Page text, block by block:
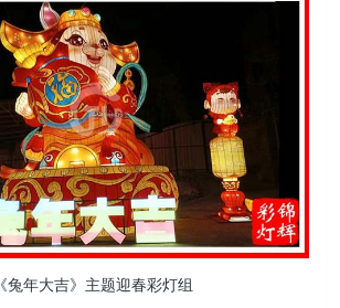
《兔年大吉》主题迎春彩灯组